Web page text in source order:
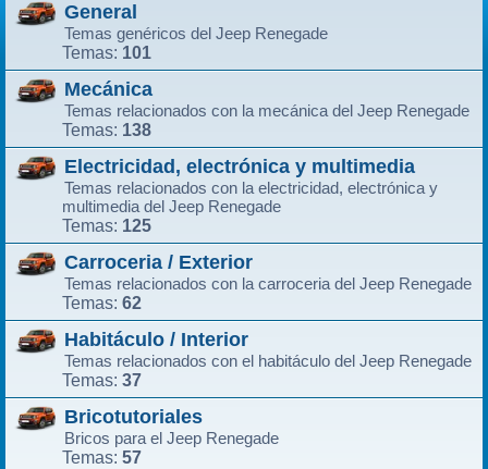
General
Temas genéricos del Jeep Renegade
Temas: 101
Mecánica
Temas relacionados con la mecánica del Jeep Renegade
Temas: 138
Electricidad, electrónica y multimedia
Temas relacionados con la electricidad, electrónica y
multimedia del Jeep Renegade
Temas: 125
Carroceria / Exterior
Temas relacionados con la carroceria del Jeep Renegade
Temas: 62
Habitáculo / Interior
Temas relacionados con el habitáculo del Jeep Renegade
Temas: 37
Bricotutoriales
Bricos para el Jeep Renegade
Temas: 57